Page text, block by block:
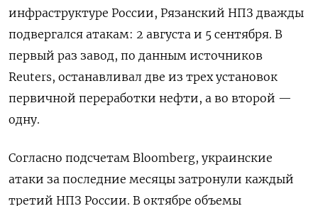
инфраструктуре России, Рязанский НПЗ дважды
подвергался атакам: 2 августа и 5 сентября. В
первый раз завод, по данным источников
Reuters, останавливал две из трех установок
первичной переработки нефти, а во второй —
одну.
Согласно подсчетам Bloomberg, украинские
атаки за последние месяцы затронули каждый
третий НПЗ России. В октябре объемы